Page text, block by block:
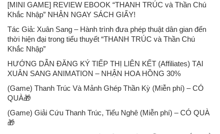
[MINI GAME] REVIEW EBOOK “THANH TRÚC và Thần Chú
Khắc Nhập” NHẬN NGAY SÁCH GIẤY!
Tác Giả: Xuân Sang – Hành trình đưa phép thuật dân gian đến
thời hiện đại trong tiểu thuyết “THANH TRÚC và Thần Chú
Khắc Nhập”
HƯỚNG DẪN ĐĂNG KÝ TIẾP THỊ LIÊN KẾT (Affiliates) TẠI
XUÂN SANG ANIMATION – NHẬN HOA HỒNG 30%
(Game) Thanh Trúc Và Mảnh Ghép Thần Kỳ (Miễn phí) – CÓ
QUÀ🎁
(Game) Giải Cứu Thanh Trúc, Tiểu Nghê (Miễn phí) – CÓ QUÀ
🎁